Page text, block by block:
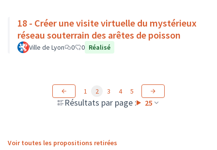
18 - Créer une visite virtuelle du mystérieux
réseau souterrain des arêtes de poisson
Ville de Lyon 0 0 Réalisé
Résultats par page : 25
1 2 3 4 5
Voir toutes les propositions retirées